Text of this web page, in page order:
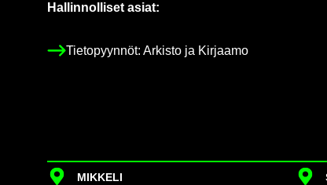
Hal­lin­nol­li­set asiat:
Tie­to­pyyn­nöt: Ar­kis­to ja Kir­jaa­mo
MIK­KE­LI